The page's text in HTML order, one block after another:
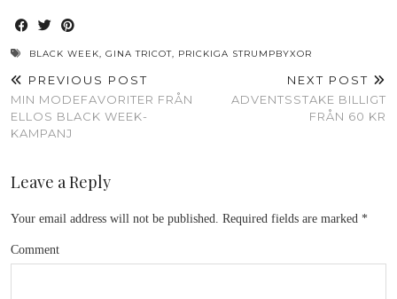
BLACK WEEK, GINA TRICOT, PRICKIGA STRUMPBYXOR
PREVIOUS POST
MIN MODEFAVORITER FRÅN
ELLOS BLACK WEEK-
KAMPANJ
NEXT POST
ADVENTSSTAKE BILLIGT
FRÅN 60 KR
Leave a Reply
Your email address will not be published. Required fields are marked *
Comment